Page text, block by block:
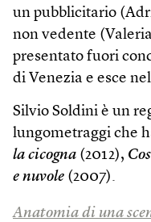
un pubblicitario
non vedente
presentato fuori
di Venezia e esce
Silvio Soldini è un
lungometraggi che
la cicogna (2012),
e nuvole (2007).
Anatomia di una